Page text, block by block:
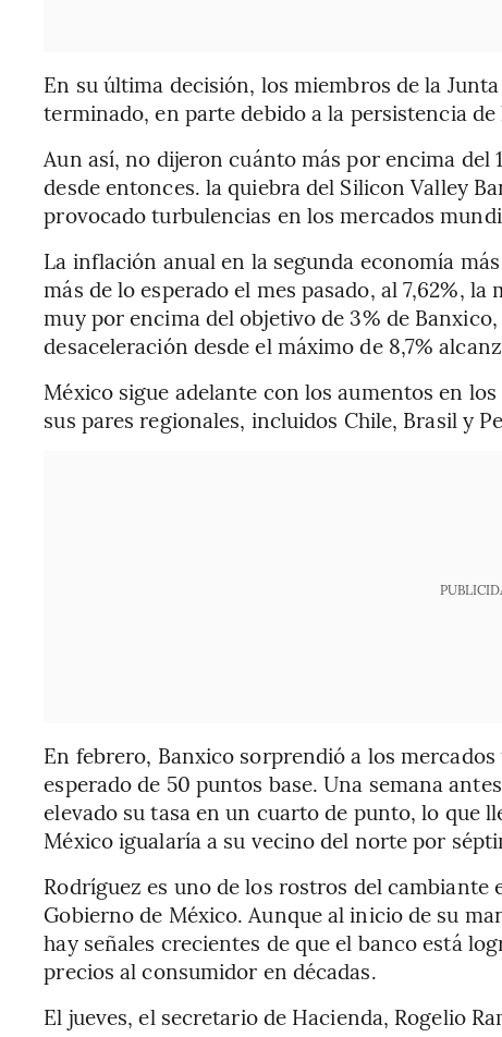
En su última decisión, los miembros de la
terminado, en parte debido a la persistencia
Aun así, no dijeron cuánto más por encima del
desde entonces. la quiebra del Silicon Valley
provocado turbulencias en los mercados
La inflación anual en la segunda economía
más de lo esperado el mes pasado, al 7,62%,
muy por encima del objetivo de 3% de
desaceleración desde el máximo de 8,7%
México sigue adelante con los aumentos en
sus pares regionales, incluidos Chile, Brasil y
En febrero, Banxico sorprendió a los
esperado de 50 puntos base. Una semana
elevado su tasa en un cuarto de punto, lo que
México igualaría a su vecino del norte por
Rodríguez es uno de los rostros del
Gobierno de México. Aunque al inicio de su
hay señales crecientes de que el banco está
precios al consumidor en décadas.
El jueves, el secretario de Hacienda, Rogelio